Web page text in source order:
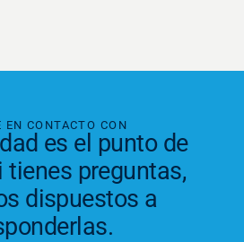
EN CONTACTO CON
es el punto de
tienes preguntas,
dispuestos a